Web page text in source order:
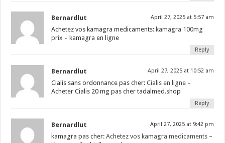
Bernardlut April 27, 2025 at 5:57 am
Achetez vos kamagra medicaments: kamagra 100mg
prix – kamagra en ligne
Reply
Bernardlut April 27, 2025 at 10:52 am
Cialis sans ordonnance pas cher:Cialis en ligne –
Acheter Cialis 20 mg pas cher tadalmed.shop
Reply
Bernardlut April 27, 2025 at 9:42 pm
kamagra pas cher:Achetez vos kamagra medicaments –